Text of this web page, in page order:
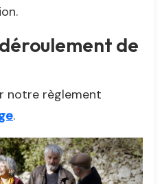
de
notre règlement
.